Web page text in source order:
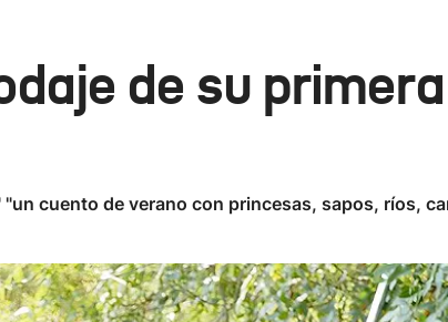
de su
cuento de verano con princesas, sapos, ríos,